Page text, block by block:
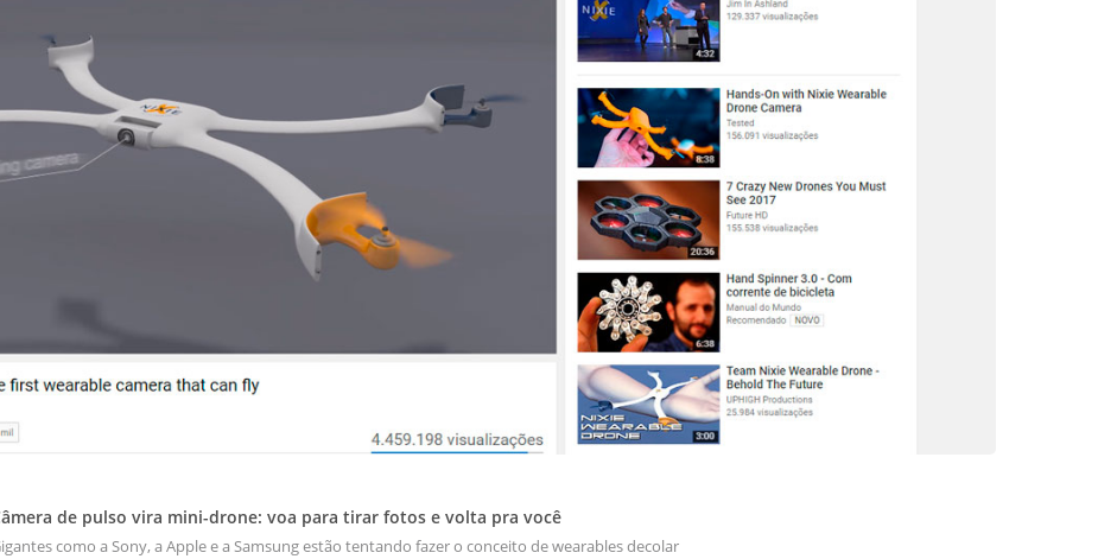
de pulso vira mini-drone: voa para tirar fotos e volta pra você
como a Sony, a Apple e a Samsung estão tentando fazer o conceito de wearables decolar